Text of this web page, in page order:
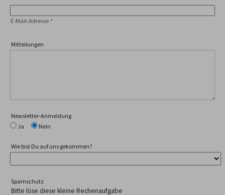
E-Mail-Adresse *
Mitteilungen
Newsletter-Anmeldung
Ja
Nein
Wie bist Du auf uns gekommen?
Spamschutz
Bitte löse diese kleine Rechenaufgabe